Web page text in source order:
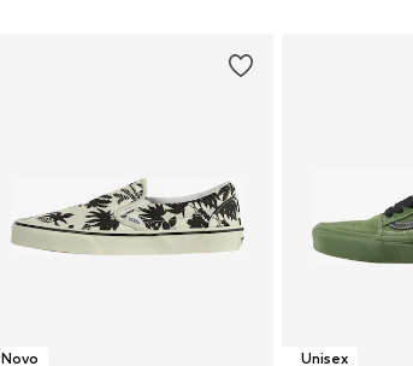
Novo Unisex